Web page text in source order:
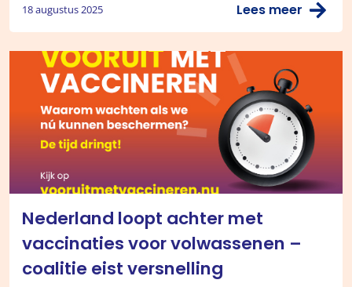
18 augustus 2025 Lees meer
Nederland loopt achter met
vaccinaties voor volwassenen –
coalitie eist versnelling